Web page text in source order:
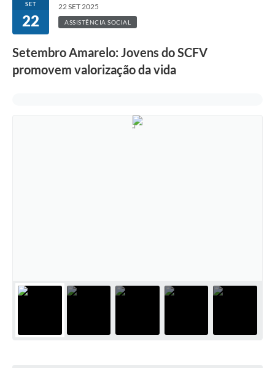
SET
22
22 SET 2025
ASSISTÊNCIA SOCIAL
Setembro Amarelo: Jovens do SCFV
promovem valorização da vida